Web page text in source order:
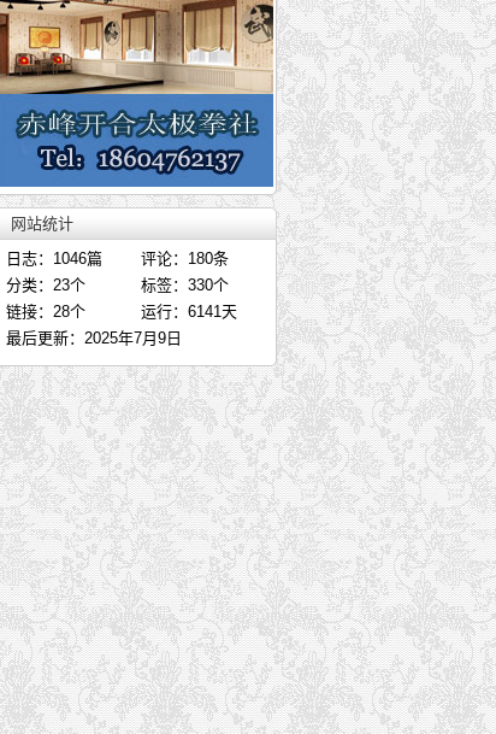
传承精艺扬四海 弘扬太极耀九州—
民国十八年，孙祖禄堂公逸文《拳
太极非遗传承人——霍培林
《孙式太极拳道功研究》前言——张
孙式太极拳道功研究初步—张大辉
传统武术提高实战水平妙招：需要
内家拳之规矩
太极拳讲稿——支燮棠（下）
太极拳师世界肾脏病日话肾脏—胡
《传承经典，恪守本真》—孙禄堂
关于拜师——胡俭雷
《问道常州-四首》—福刚
孙式张支太极拳两周年庆典—清净
《拳意述真》—孙禄堂著
千秋雪岭一径斜——文武并作
浅谈练形意——张西可
张西可答网友问
形意拳技击——张西可
中航工业制造所太极协会担纲北京
梁漱溟与《拳意述真》两则—施勇
网站统计
日志：1046篇
评论：180条
分类：23个
标签：330个
链接：28个
运行：6141天
最后更新：2025年7月9日